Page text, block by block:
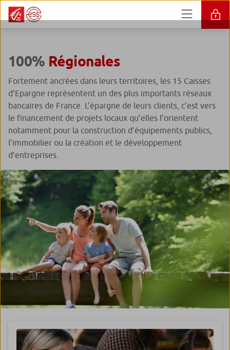
100% Régionales
Fortement ancrées dans leurs territoires, les 15 Caisses
d’Epargne représentent un des plus importants réseaux
bancaires de France. L’épargne de leurs clients, c’est vers
le financement de projets locaux qu’elles l’orientent
notamment pour la construction d’équipements publics,
l’immobilier ou la création et le développement
d’entreprises.